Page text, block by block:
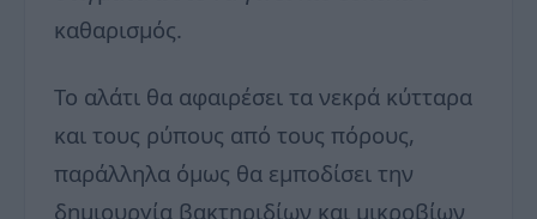
καθαρισμός.
Το αλάτι θα αφαιρέσει τα νεκρά κύτταρα
και τους ρύπους από τους πόρους,
παράλληλα όμως θα εμποδίσει την
δημιουργία βακτηριδίων και μικροβίων